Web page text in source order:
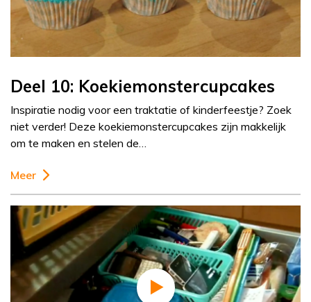
Deel 10: Koekiemonstercupcakes
Inspiratie nodig voor een traktatie of kinderfeestje? Zoek
niet verder! Deze koekiemonstercupcakes zijn makkelijk
om te maken en stelen de…
Meer